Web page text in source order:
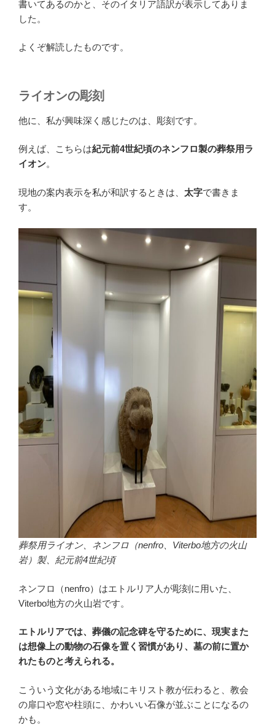
書いてあるのかと、そのイタリア語訳が表示してありま
した。
よくぞ解読したものです。
ライオンの彫刻
他に、私が興味深く感じたのは、彫刻です。
例えば、こちらは紀元前4世紀頃のネンフロ製の葬祭用ラ
イオン。
現地の案内表示を私が和訳するときは、 太字で書きま
す。
葬祭用ライオン、ネンフロ（nenfro、Viterbo地方の火山
岩）製、紀元前4世紀頃
ネンフロ（nenfro）はエトルリア人が彫刻に用いた、
Viterbo地方の火山岩です。
エトルリアでは、葬儀の記念碑を守るために、現実また
は想像上の動物の石像を置く習慣があり、墓の前に置か
れたものと考えられる。
こういう文化がある地域にキリスト教が伝わると、教会
の扉口や窓や柱頭に、かわいい石像が並ぶことになるの
かも。